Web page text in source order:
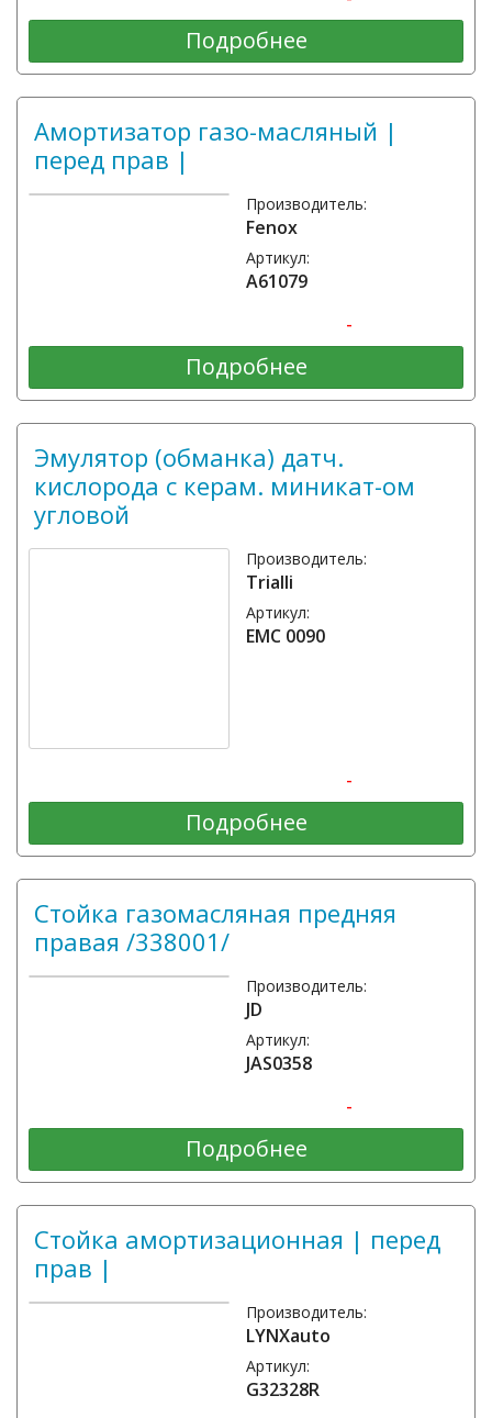
Подробнее
Амортизатор газо-масляный |
перед прав |
Производитель:
Fenox
Артикул:
A61079
-
Подробнее
Эмулятор (обманка) датч.
кислорода с керам. миникат-ом
угловой
Производитель:
Trialli
Артикул:
EMC 0090
-
Подробнее
Стойка газомасляная предняя
правая /338001/
Производитель:
JD
Артикул:
JAS0358
-
Подробнее
Стойка амортизационная | перед
прав |
Производитель:
LYNXauto
Артикул:
G32328R